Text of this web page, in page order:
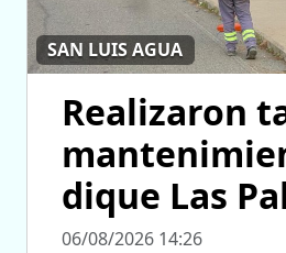
SAN LUIS AGUA
Realizaron
dique Las
06/08/2026 14:26